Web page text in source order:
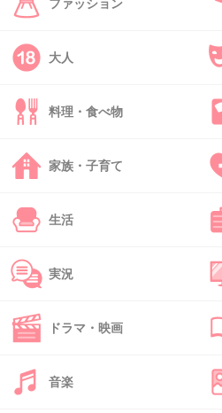
今そこなのではないですか
そのような非常識とも思
ので、こちらも少々非常
しいと思います。
気まずくなるのは仕方な
できるだけ早く不参加の連
39. 匿名
１７万も払って離婚され
ファッション
大人
料理・食べ物
家族・子育て
生活
実況
ドラマ・映画
音楽